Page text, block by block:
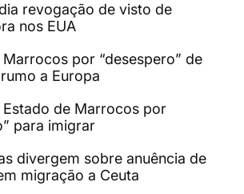
revogação de visto de
nos EUA
Marrocos por “desespero” de
a Europa
Estado de Marrocos por
para imigrar
divergem sobre anuência de
migração a Ceuta